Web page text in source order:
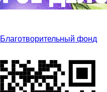
Благотворительный фонд